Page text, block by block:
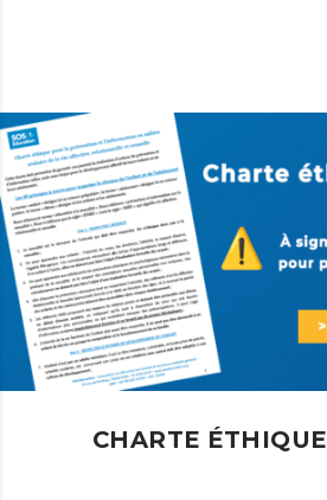
CHARTE